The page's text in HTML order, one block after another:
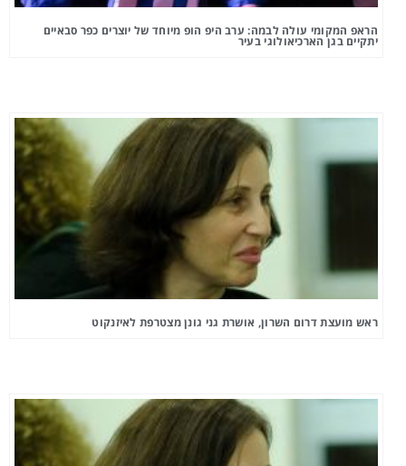
הראפ המקומי עולה לבמה: ערב היפ הופ מיוחד של יוצרים כפר סבאיים
יתקיים בגן הארכיאולוגי בעיר
ראש מועצת דרום השרון, אושרת גני גונן מצטרפת לאיזנקוט